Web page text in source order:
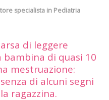
specialista in Pediatria
di leggere
di quasi 10
mestruazione:
di alcuni segni
ragazzina.